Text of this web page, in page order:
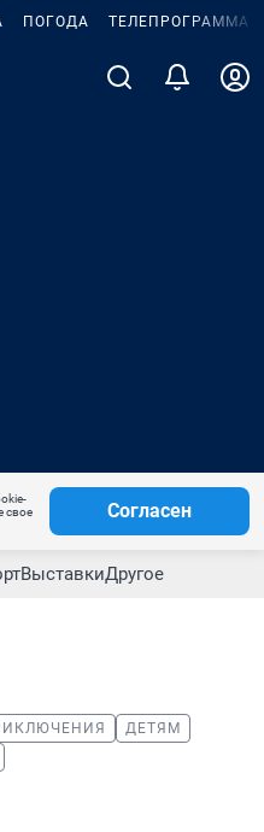
ПОГОДА ТЕЛЕПРОГРАММА
свое
Согласен
ВыставкиДругое
ДЕТЯМ